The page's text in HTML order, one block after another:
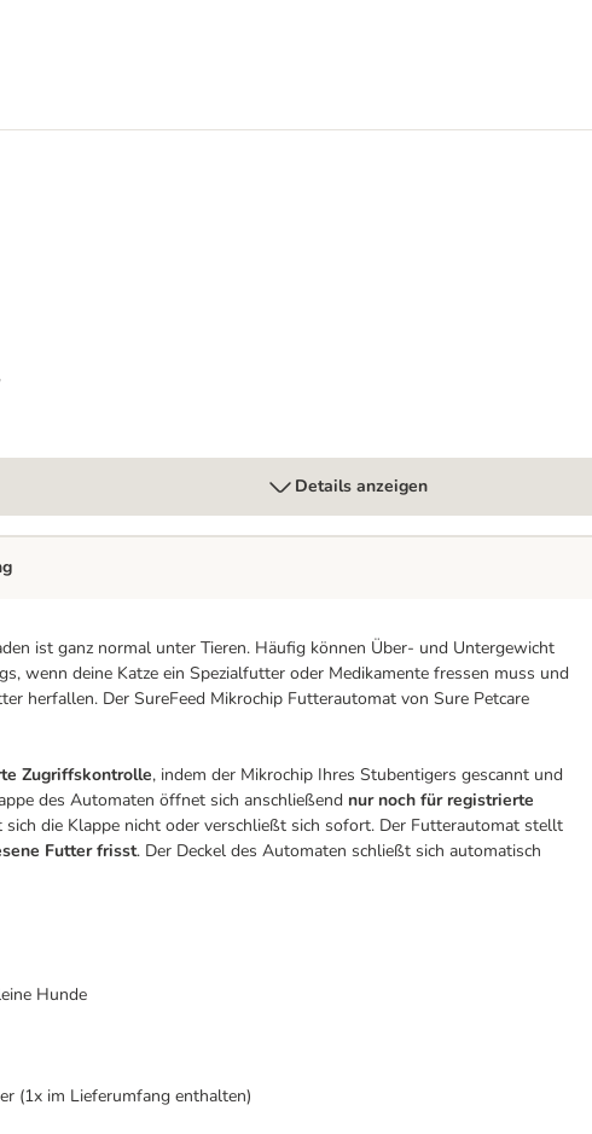
Details anzeigen
ist ganz normal unter Tieren. Häufig können Über- und Untergewicht
wenn deine Katze ein Spezialfutter oder Medikamente fressen muss und
herfallen. Der SureFeed Mikrochip Futterautomat von Sure Petcare
Zugriffskontrolle, indem der Mikrochip Ihres Stubentigers gescannt und
des Automaten öffnet sich anschließend nur noch für registrierte
sich die Klappe nicht oder verschließt sich sofort. Der Futterautomat stellt
Futter frisst. Der Deckel des Automaten schließt sich automatisch
Hunde
(1x im Lieferumfang enthalten)